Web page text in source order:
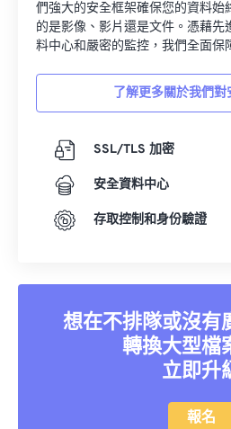
們強大的安全框架確保您的資料始
的是影像、影片還是文件。憑藉先
料中心和嚴密的監控，我們全面保
了解更多關於我們
SSL/TLS 加密
安全資料中心
存取控制和身份驗證
想在不排隊或沒有
轉換大型檔
立即升
報名